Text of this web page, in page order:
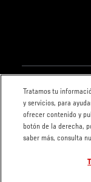
Pie
de
Página
Tratamos tu
y servicios, para
ofrecer contenido y
botón de la derecha,
saber más, consulta